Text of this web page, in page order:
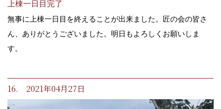
上棟一日目完了
無事に上棟一日目を終えることが出来ました。匠の会の皆さ
ん、ありがとうございました。明日もよろしくお願いしま
す。
16. 2021年04月27日